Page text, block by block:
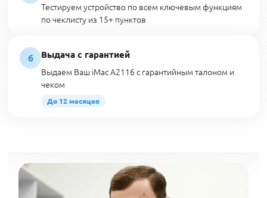
Тестируем устройство по всем ключевым функциям
по чеклисту из 15+ пунктов
6
Выдача с гарантией
Выдаем Ваш iMac A2116 с гарантийным талоном и
чеком
До 12 месяцев